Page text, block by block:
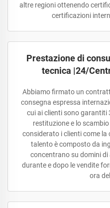
altre regioni ottenendo
certificazioni
Prestazione di
tecnica |24/
Abbiamo firmato un
consegna espressa
cui ai clienti sono garantiti
restituzione e lo
considerato i clienti come
talento è composto da
concentrano su domini di
durante e dopo le vendite
ora